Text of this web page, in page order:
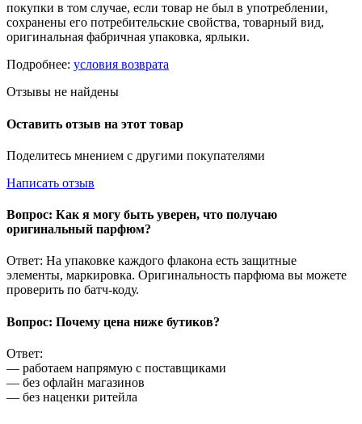
покупки в том случае, если товар не был в употреблении,
сохранены его потребительские свойства, товарный вид,
оригинальная фабричная упаковка, ярлыки.
Подробнее: условия возврата
Отзывы не найдены
Оставить отзыв на этот товар
Поделитесь мнением с другими покупателями
Написать отзыв
Вопрос: Как я могу быть уверен, что получаю
оригинальный парфюм?
Ответ: На упаковке каждого флакона есть защитные
элементы, маркировка. Оригинальность парфюма вы можете
проверить по батч-коду.
Вопрос: Почему цена ниже бутиков?
Ответ:
— работаем напрямую с поставщиками
— без офлайн магазинов
— без наценки ритейла